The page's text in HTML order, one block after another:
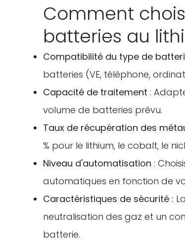
Comment
batteries au
Compatibilité du type de
batteries (VE, téléphone,
Capacité de traitement :
volume de batteries prévu.
Taux de récupération des
% pour le lithium, le cobalt, le
Niveau d'automatisation :
automatiques en fonction de
Caractéristiques de sécurité :
neutralisation des gaz et un
batterie.